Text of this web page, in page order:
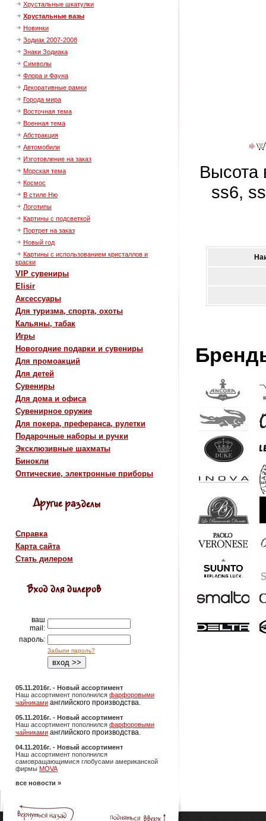
Хрустальные шкатулки
Хрустальные вазы
Новинки
Зодиак 2007-2008
Знаки Зодиака
Символы
Флора и Фауна
Декоративные рамки
Города мира
Восточная тема
Военная тема
Абстракция
Автомобили
Изготовление на заказ
Морская тема
Космос
В стиле Ню
Логотипы
Картины с подсветкой
Портрет на заказ
Новый год
Картины с использованием кристаллов и
краски
VIP сувениры
Elisir
Аксессуары
Для туризма, спорта, охоты
Кальяны, табак
Игры
Новогодние подарки и сувениры
Для промоакций
Для детей
Сувениры
Для дома и офиса
Сувенирное оружие
Для покера, преферанса, рулетки
Подарочные наборы и ручки
Эксклюзивные шахматы
Бинокли
Оптические, электронные приборы
Справка
Карта сайта
Стать дилером
ваш
mail:
пароль:
Забыли пароль?
05.11.2016г. - Новый ассортимент
Наш ассортимент пополнился фарфоровыми
чайниками английского производства.
05.11.2016г. - Новый ассортимент
Наш ассортимент пополнился фарфоровыми
чайниками английского производства.
04.11.2016г. - Новый ассортимент
Наш ассортимент пополнился
самовращающимися глобусами американской
фирмы MOVA
все новости »
Высота
ss6,